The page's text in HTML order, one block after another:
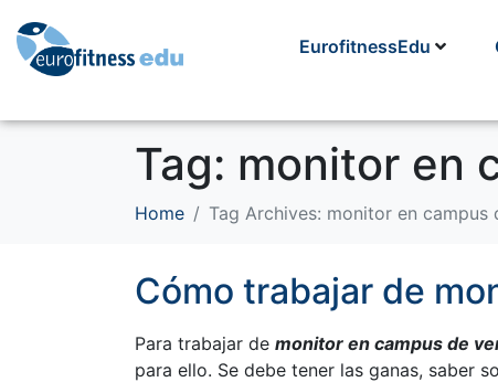
EurofitnessEdu
Tag: monitor en
Home Tag Archives: monitor en campus
Cómo trabajar de
Para trabajar de monitor en campus de
para ello. Se debe tener las ganas, saber